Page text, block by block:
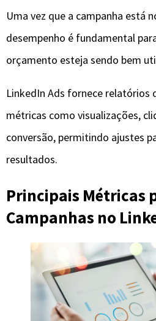
Uma vez que a campanha está
desempenho é fundamental
orçamento esteja sendo bem
LinkedIn Ads fornece relatórios
métricas como visualizações,
conversão, permitindo ajustes
resultados.
Principais Métricas
Campanhas no